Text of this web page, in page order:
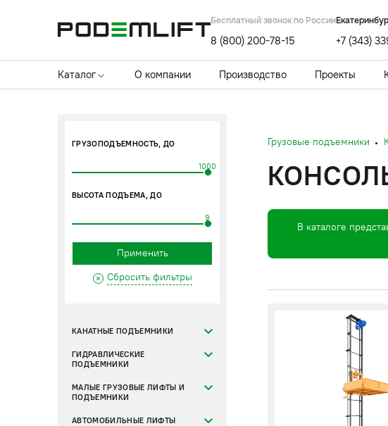
Бесплатный звонок по России
8 (800) 200-78-15 +7 (343)
Каталог О компании Производство Проекты
ГРУЗОПОДЪЕМНОСТЬ, ДО
1000
ВЫСОТА ПОДЪЕМА, ДО
9
Применить
Сбросить фильтры
КАНАТНЫЕ ПОДЪЕМНИКИ
ГИДРАВЛИЧЕСКИЕ
ПОДЪЕМНИКИ
МАЛЫЕ ГРУЗОВЫЕ ЛИФТЫ И
ПОДЪЕМНИКИ
АВТОМОБИЛЬНЫЕ ЛИФТЫ
Грузовые подъемники
В каталоге